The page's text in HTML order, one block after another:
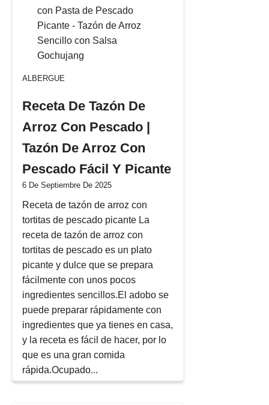
ALBERGUE
Receta De Tazón De
Arroz Con Pescado |
Tazón De Arroz Con
Pescado Fácil Y Picante
6 De Septiembre De 2025
Receta de tazón de arroz con
tortitas de pescado picante La
receta de tazón de arroz con
tortitas de pescado es un plato
picante y dulce que se prepara
fácilmente con unos pocos
ingredientes sencillos.El adobo se
puede preparar rápidamente con
ingredientes que ya tienes en casa,
y la receta es fácil de hacer, por lo
que es una gran comida
rápida.Ocupado...